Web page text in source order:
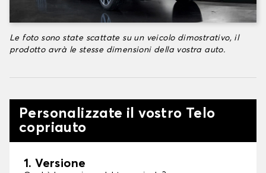
Le foto sono state scattate su un veicolo dimostrativo, il
prodotto avrà le stesse dimensioni della vostra auto.
Personalizzate il vostro Telo
copriauto
1. Versione